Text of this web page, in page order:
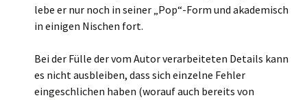
lebe er nur noch in seiner „Pop“-Form und akademisch
in einigen Nischen fort.
Bei der Fülle der vom Autor verarbeiteten Details kann
es nicht ausbleiben, dass sich einzelne Fehler
eingeschlichen haben (worauf auch bereits von